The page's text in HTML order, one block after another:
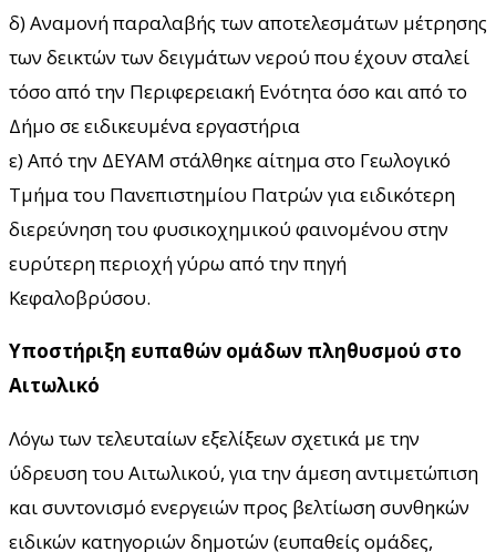
δ) Αναμονή παραλαβής των αποτελεσμάτων μέτρησης
των δεικτών των δειγμάτων νερού που έχουν σταλεί
τόσο από την Περιφερειακή Ενότητα όσο και από το
Δήμο σε ειδικευμένα εργαστήρια
ε) Από την ΔΕΥΑΜ στάλθηκε αίτημα στο Γεωλογικό
Τμήμα του Πανεπιστημίου Πατρών για ειδικότερη
διερεύνηση του φυσικοχημικού φαινομένου στην
ευρύτερη περιοχή γύρω από την πηγή
Κεφαλοβρύσου.
Υποστήριξη ευπαθών ομάδων πληθυσμού στο
Αιτωλικό
Λόγω των τελευταίων εξελίξεων σχετικά με την
ύδρευση του Αιτωλικού, για την άμεση αντιμετώπιση
και συντονισμό ενεργειών προς βελτίωση συνθηκών
ειδικών κατηγοριών δημοτών (ευπαθείς ομάδες,